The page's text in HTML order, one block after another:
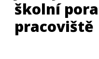
školní
pracoviště